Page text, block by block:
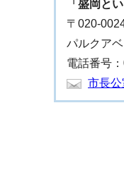
「盛岡と
〒020-
パルクア
電話番号
市長